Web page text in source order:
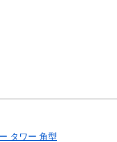
タワー 角型